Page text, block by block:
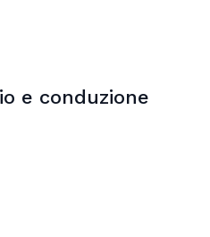
e conduzione